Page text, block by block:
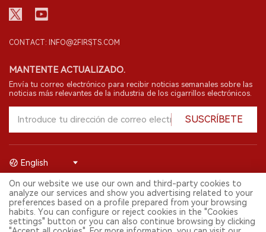
CONTACT: INFO@2FIRSTS.COM
MANTENTE ACTUALIZADO.
Envía tu correo electrónico para recibir noticias semanales sobre las
noticias más relevantes de la industria de los cigarrillos electrónicos.
SUSCRÍBETE
© 2026 Shenzhen 2FIRSTS Technology Co.,Ltd. Todos los derechos
reservados.
2FIRSTS solo es accesible para profesionales de la industria,
investigadores, medios y otros profesionales. El acceso por menores
está prohibido.
English
On our website we use our own and third-party cookies to
analyze our services and show you advertising related to your
preferences based on a profile prepared from your browsing
habits. You can configure or reject cookies in the "Cookies
settings" button or you can also continue browsing by clicking